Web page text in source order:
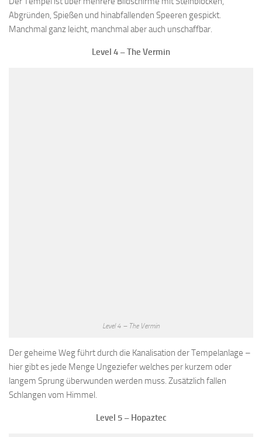
Abgründen, Spießen und hinabfallenden Speeren gespickt.
Manchmal ganz leicht, manchmal aber auch unschaffbar.
Level 4 – The Vermin
Level 4 – The Vermin
Der geheime Weg führt durch die Kanalisation der Tempelanlage –
hier gibt es jede Menge Ungeziefer welches per kurzem oder
langem Sprung überwunden werden muss. Zusätzlich fallen
Schlangen vom Himmel.
Level 5 – Hopaztec